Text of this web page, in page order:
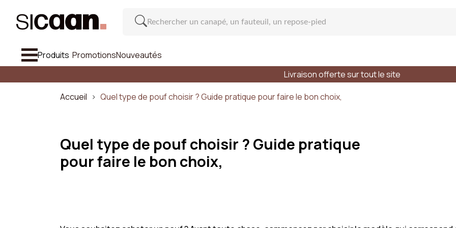
Produits PromotionsNouveautés
Chaise Et Tabouret De Bar
Canapé droit
Livraison offerte sur tout le site
Accueil
Quel type de pouf choisir ? Guide pratique pour faire le bon choix,
Quel type de pouf choisir ? Guide pratique
pour faire le bon choix,